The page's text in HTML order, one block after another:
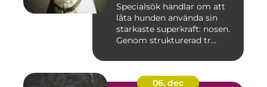
Specialsök handlar om att
låta hunden använda sin
starkaste superkraft: nosen.
Genom strukturerad tr...
06. dec